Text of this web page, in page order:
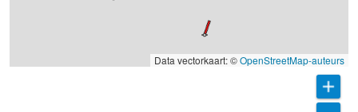
Data vectorkaart: ©OpenStreetMap-auteurs